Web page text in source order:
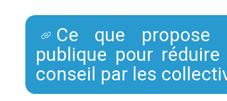
Ce que propose
publique pour
conseil par les